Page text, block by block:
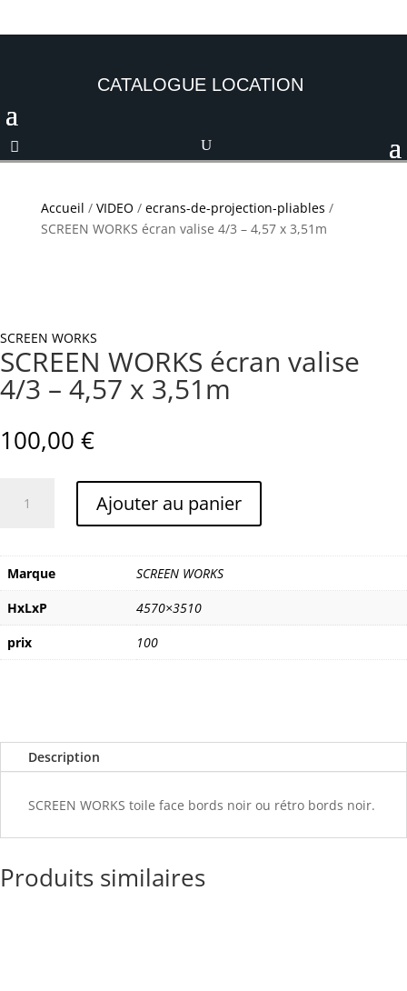
CATALOGUE LOCATION
Accueil / VIDEO / ecrans-de-projection-pliables /
SCREEN WORKS écran valise 4/3 – 4,57 x 3,51m
SCREEN WORKS
SCREEN WORKS écran valise
4/3 – 4,57 x 3,51m
100,00 €
écran
valise
4/3
4,57
Ajouter au panier
Marque
SCREEN WORKS
HxLxP
4570×3510
prix
100
Description
SCREEN WORKS toile face bords noir ou rétro bords noir.
Produits similaires